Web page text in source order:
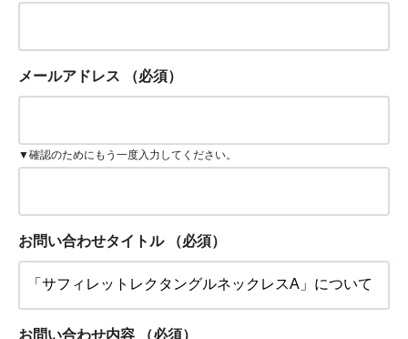
メールアドレス （必須）
▼確認のためにもう一度入力してください。
お問い合わせタイトル （必須）
お問い合わせ内容 （必須）